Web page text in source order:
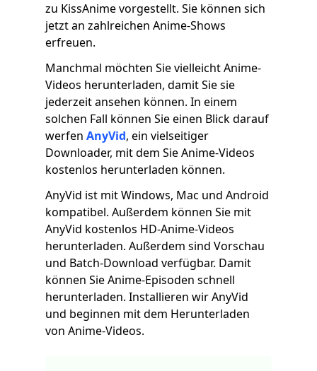
zu KissAnime vorgestellt. Sie können sich
jetzt an zahlreichen Anime-Shows
erfreuen.
Manchmal möchten Sie vielleicht Anime-
Videos herunterladen, damit Sie sie
jederzeit ansehen können. In einem
solchen Fall können Sie einen Blick darauf
werfen AnyVid, ein vielseitiger
Downloader, mit dem Sie Anime-Videos
kostenlos herunterladen können.
AnyVid ist mit Windows, Mac und Android
kompatibel. Außerdem können Sie mit
AnyVid kostenlos HD-Anime-Videos
herunterladen. Außerdem sind Vorschau
und Batch-Download verfügbar. Damit
können Sie Anime-Episoden schnell
herunterladen. Installieren wir AnyVid
und beginnen mit dem Herunterladen
von Anime-Videos.